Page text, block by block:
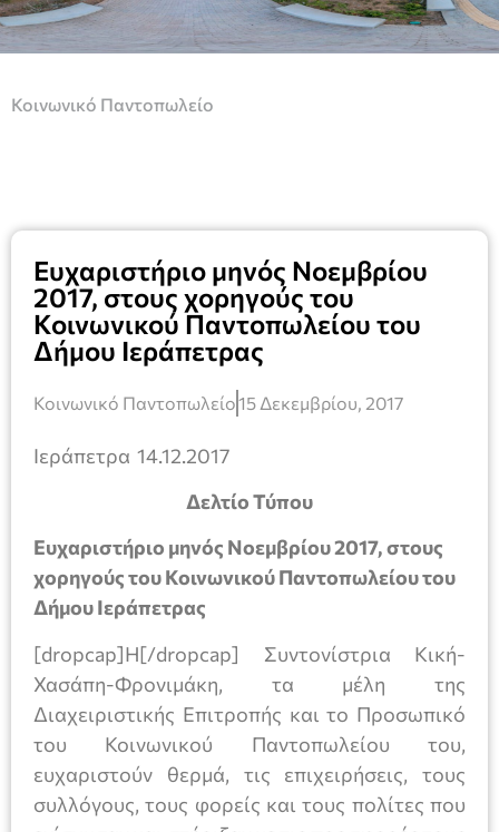
Κοινωνικό Παντοπωλείο
Ευχαριστήριο μηνός Νοεμβρίου
2017, στους χορηγούς του
Κοινωνικού Παντοπωλείου του
Δήμου Ιεράπετρας
Κοινωνικό Παντοπωλείο15 Δεκεμβρίου, 2017
Ιεράπετρα 14.12.2017
Δελτίο Τύπου
Ευχαριστήριο μηνός Νοεμβρίου 2017, στους
χορηγούς του Κοινωνικού Παντοπωλείου του
Δήμου Ιεράπετρας
[dropcap]Η[/dropcap] Συντονίστρια Κική-
Χασάπη-Φρονιμάκη, τα μέλη της
Διαχειριστικής Επιτροπής και το Προσωπικό
του Κοινωνικού Παντοπωλείου του,
ευχαριστούν θερμά, τις επιχειρήσεις, τους
συλλόγους, τους φορείς και τους πολίτες που